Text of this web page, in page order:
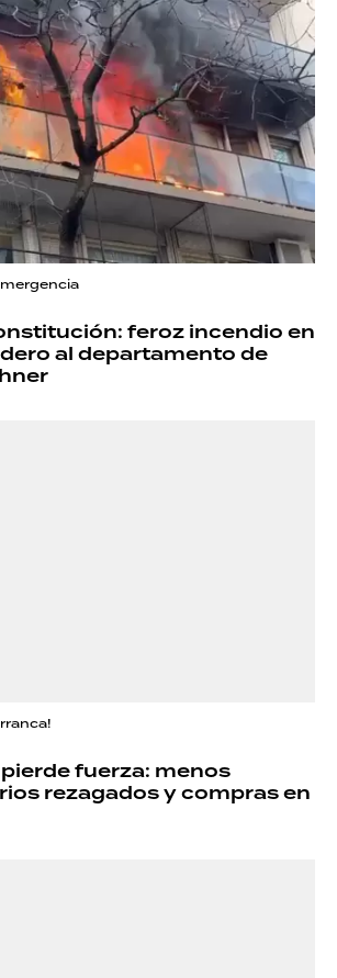
feroz incendio en
al departamento de
fuerza: menos
rezagados y compras en